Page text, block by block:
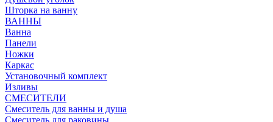
Шторка на ванну
ВАННЫ
Ванна
Панели
Ножки
Каркас
Установочный комплект
Изливы
СМЕСИТЕЛИ
Смеситель для ванны и душа
Смеситель для раковины